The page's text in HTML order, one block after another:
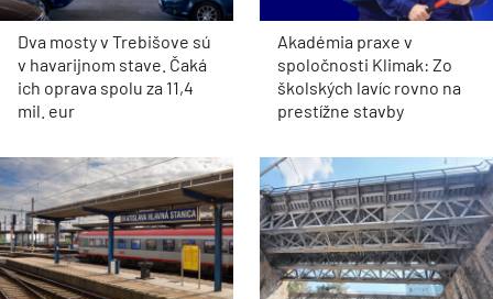
Dva mosty v Trebišove sú
v havarijnom stave. Čaká
ich oprava spolu za 11,4
mil. eur
Akadémia praxe v
spoločnosti Klimak: Zo
školských lavíc rovno na
prestížne stavby